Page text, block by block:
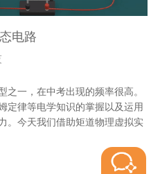
电路
一，在中考出现的频率很高。
定律等电学知识的掌握以及运用
。今天我们借助矩道物理虚拟实